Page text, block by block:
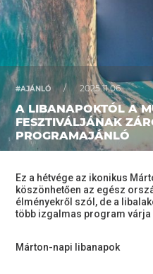
#AJÁNLÓ / 2025.11.06.
A LIBANAPOKTÓL A
FESZTIVÁLJÁNAK
PROGRAMAJÁNLÓ
Ez a hétvége az ikonikus
köszönhetően az egész
élményekről szól, de a
több izgalmas program várja
Márton-napi libanapok